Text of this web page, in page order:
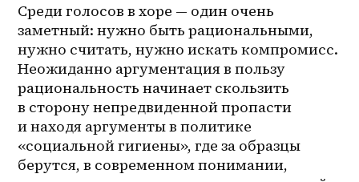
Среди голосов в хоре — один очень
заметный: нужно быть рациональными,
нужно считать, нужно искать компромисс.
Неожиданно аргументация в пользу
рациональность начинает скользить
в сторону непредвиденной пропасти
и находя аргументы в политике
«социальной гигиены», где за образцы
берутся, в современном понимании,